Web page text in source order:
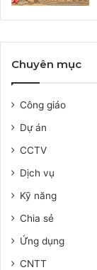
Chuyên mục
Công giáo
Dự án
CCTV
Dịch vụ
Kỹ năng
Chia sẻ
Ứng dụng
CNTT